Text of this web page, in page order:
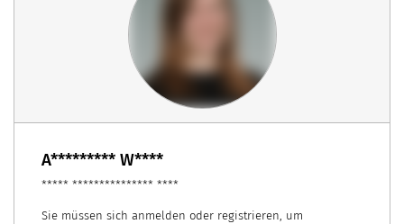
A********* W****
***** *************** ****
Sie müssen sich anmelden oder registrieren, um